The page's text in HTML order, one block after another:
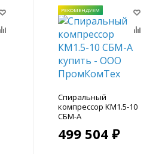
РЕКОМЕНДУЕМ
Спиральный
компрессор КМ1.5-10
СБМ-А
499 504 ₽